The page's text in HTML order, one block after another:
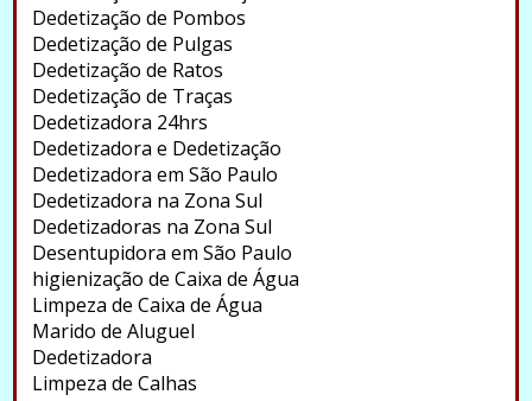
Dedetização de Pombos
Dedetização de Pulgas
Dedetização de Ratos
Dedetização de Traças
Dedetizadora 24hrs
Dedetizadora e Dedetização
Dedetizadora em São Paulo
Dedetizadora na Zona Sul
Dedetizadoras na Zona Sul
Desentupidora em São Paulo
higienização de Caixa de Água
Limpeza de Caixa de Água
Marido de Aluguel
Dedetizadora
Limpeza de Calhas